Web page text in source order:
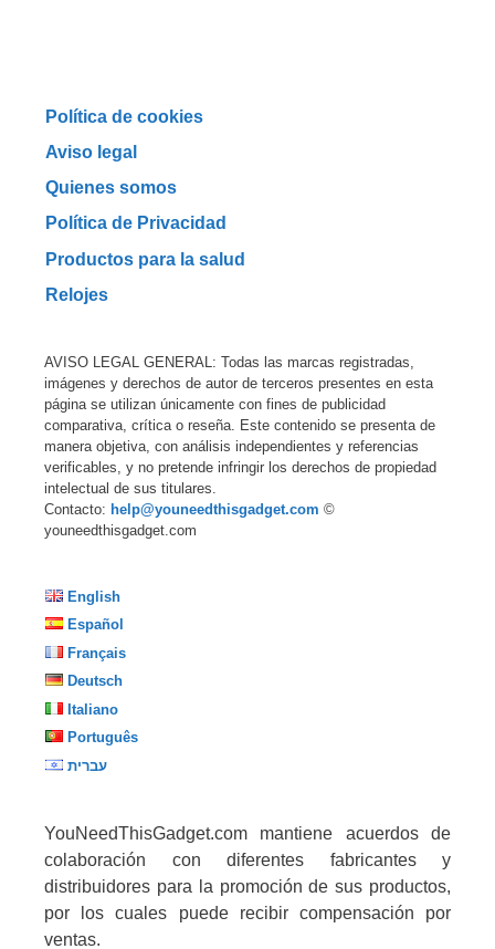
Política de cookies
Aviso legal
Quienes somos
Política de Privacidad
Productos para la salud
Relojes
AVISO LEGAL GENERAL: Todas las marcas registradas,
imágenes y derechos de autor de terceros presentes en esta
página se utilizan únicamente con fines de publicidad
comparativa, crítica o reseña. Este contenido se presenta de
manera objetiva, con análisis independientes y referencias
verificables, y no pretende infringir los derechos de propiedad
intelectual de sus titulares.
Contacto: help@youneedthisgadget.com ©
youneedthisgadget.com
English
Español
Français
Deutsch
Italiano
Português
עברית
YouNeedThisGadget.com mantiene acuerdos de
colaboración con diferentes fabricantes y
distribuidores para la promoción de sus productos,
por los cuales puede recibir compensación por
ventas.